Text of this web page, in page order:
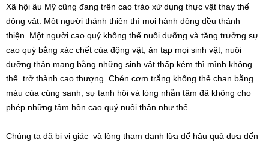
Xã hội âu Mỹ cũng đang trên cao trào xử dụng thực vật thay thế
động vật. Một người thánh thiện thì mọi hành động đều thánh
thiện. Một người cao quý không thể nuôi dưỡng và tăng trưởng sự
cao quý bằng xác chết của động vật; ăn tạp mọi sinh vật, nuôi
dưỡng thân mạng bằng những sinh vật thấp kém thì mình không
thể trở thành cao thượng. Chén cơm trắng không thẻ chan bằng
máu của cúng sanh, sự tanh hôi và lòng nhẫn tâm đã không cho
phép những tâm hồn cao quý nuôi thân như thế.
Chúng ta đã bị vị giác và lòng tham đanh lừa để hậu quả đưa đến